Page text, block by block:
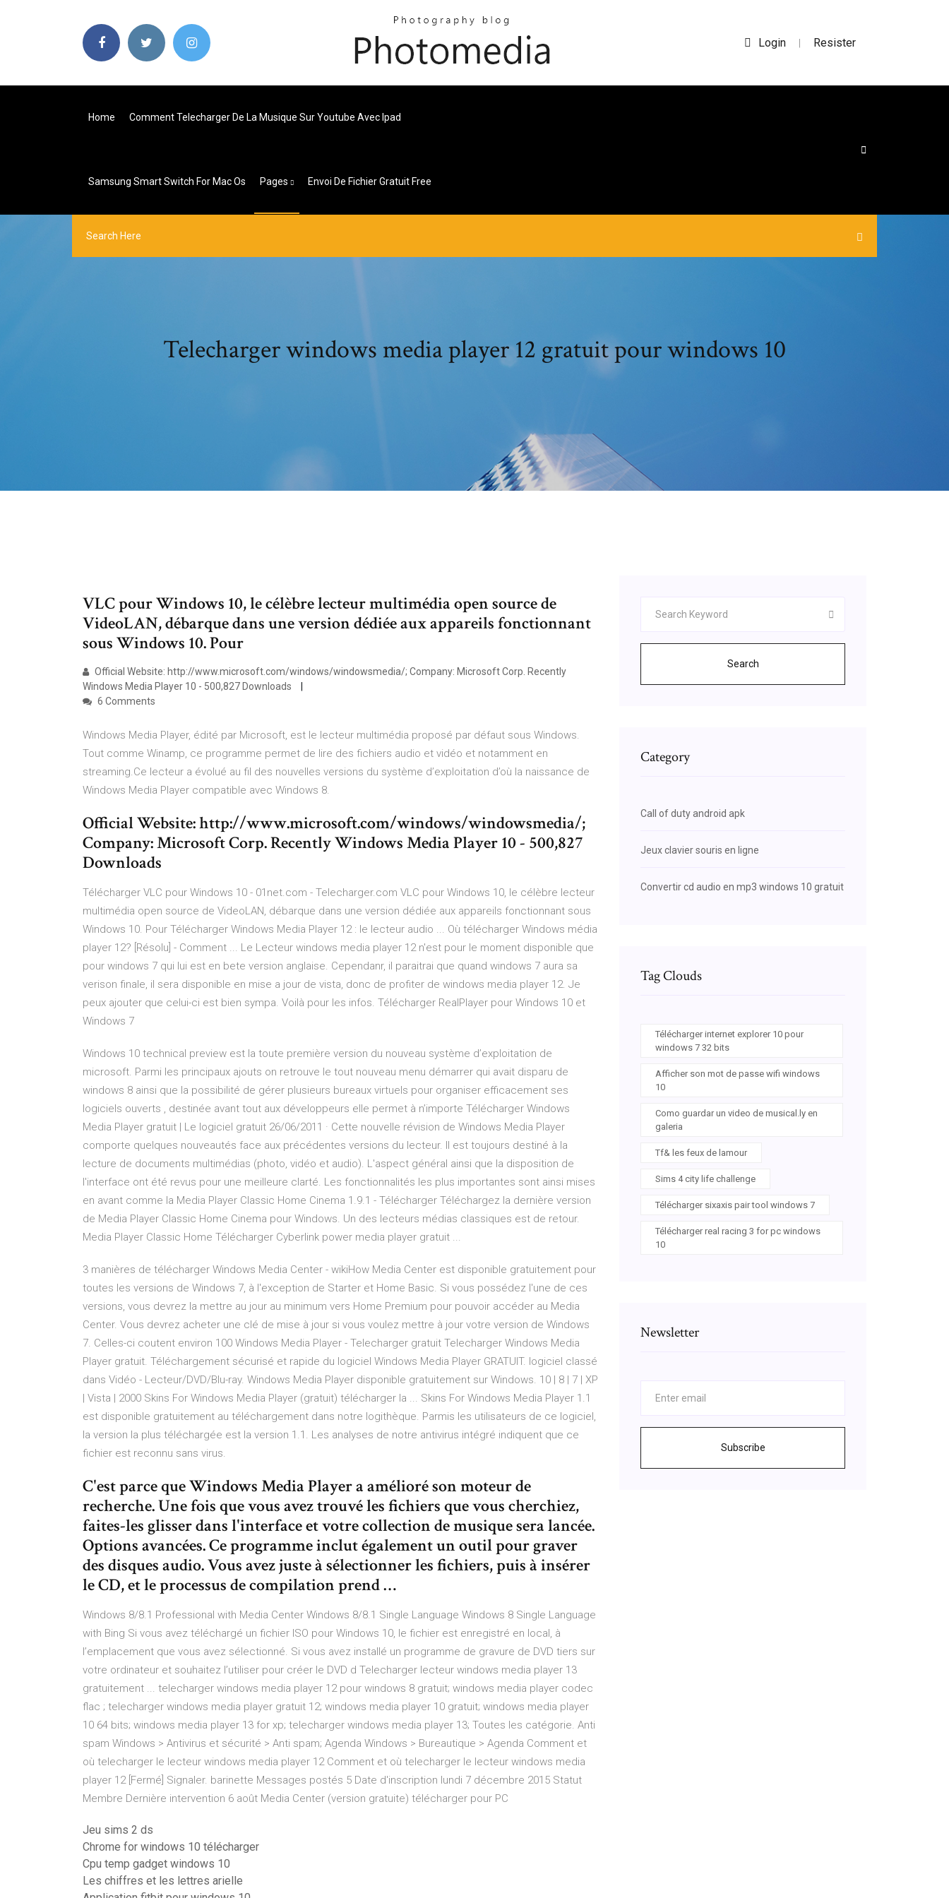
Login | Resister
Home Comment Telecharger De La Musique Sur Youtube Avec Ipad
Samsung Smart Switch For Mac Os Pages Envoi De Fichier Gratuit Free
Telecharger windows media player 12 gratuit pour windows 10
VLC pour Windows 10, le célèbre lecteur multimédia open source de
VideoLAN, débarque dans une version dédiée aux appareils fonctionnant
sous Windows 10. Pour
Official Website: http://www.microsoft.com/windows/windowsmedia/; Company: Microsoft Corp. Recently
Windows Media Player 10 - 500,827 Downloads
6 Comments
Windows Media Player, édité par Microsoft, est le lecteur multimédia proposé par défaut sous Windows.
Tout comme Winamp, ce programme permet de lire des fichiers audio et vidéo et notamment en
streaming.Ce lecteur a évolué au fil des nouvelles versions du système d’exploitation d’où la naissance de
Windows Media Player compatible avec Windows 8.
Official Website: http://www.microsoft.com/windows/windowsmedia/;
Company: Microsoft Corp. Recently Windows Media Player 10 - 500,827
Downloads
Télécharger VLC pour Windows 10 - 01net.com - Telecharger.com VLC pour Windows 10, le célèbre lecteur
multimédia open source de VideoLAN, débarque dans une version dédiée aux appareils fonctionnant sous
Windows 10. Pour Télécharger Windows Media Player 12 : le lecteur audio ... Où télécharger Windows média
player 12? [Résolu] - Comment ... Le Lecteur windows media player 12 n'est pour le moment disponible que
pour windows 7 qui lui est en bete version anglaise. Cependanr, il paraitrai que quand windows 7 aura sa
verison finale, il sera disponible en mise a jour de vista, donc de profiter de windows media player 12. Je
peux ajouter que celui-ci est bien sympa. Voilà pour les infos. Télécharger RealPlayer pour Windows 10 et
Windows 7
Windows 10 technical preview est la toute première version du nouveau système d’exploitation de
microsoft. Parmi les principaux ajouts on retrouve le tout nouveau menu démarrer qui avait disparu de
windows 8 ainsi que la possibilité de gérer plusieurs bureaux virtuels pour organiser efficacement ses
logiciels ouverts , destinée avant tout aux développeurs elle permet à n’importe Télécharger Windows
Media Player gratuit | Le logiciel gratuit 26/06/2011 · Cette nouvelle révision de Windows Media Player
comporte quelques nouveautés face aux précédentes versions du lecteur. Il est toujours destiné à la
lecture de documents multimédias (photo, vidéo et audio). L'aspect général ainsi que la disposition de
l'interface ont été revus pour une meilleure clarté. Les fonctionnalités les plus importantes sont ainsi mises
en avant comme la Media Player Classic Home Cinema 1.9.1 - Télécharger Téléchargez la dernière version
de Media Player Classic Home Cinema pour Windows. Un des lecteurs médias classiques est de retour.
Media Player Classic Home Télécharger Cyberlink power media player gratuit ...
3 manières de télécharger Windows Media Center - wikiHow Media Center est disponible gratuitement pour
toutes les versions de Windows 7, à l'exception de Starter et Home Basic. Si vous possédez l'une de ces
versions, vous devrez la mettre au jour au minimum vers Home Premium pour pouvoir accéder au Media
Center. Vous devrez acheter une clé de mise à jour si vous voulez mettre à jour votre version de Windows
7. Celles-ci coutent environ 100 Windows Media Player - Telecharger gratuit Telecharger Windows Media
Player gratuit. Téléchargement sécurisé et rapide du logiciel Windows Media Player GRATUIT. logiciel classé
dans Vidéo - Lecteur/DVD/Blu-ray. Windows Media Player disponible gratuitement sur Windows. 10 | 8 | 7 | XP
| Vista | 2000 Skins For Windows Media Player (gratuit) télécharger la ... Skins For Windows Media Player 1.1
est disponible gratuitement au téléchargement dans notre logithèque. Parmis les utilisateurs de ce logiciel,
la version la plus téléchargée est la version 1.1. Les analyses de notre antivirus intégré indiquent que ce
fichier est reconnu sans virus.
C'est parce que Windows Media Player a amélioré son moteur de
recherche. Une fois que vous avez trouvé les fichiers que vous cherchiez,
faites-les glisser dans l'interface et votre collection de musique sera lancée.
Options avancées. Ce programme inclut également un outil pour graver
des disques audio. Vous avez juste à sélectionner les fichiers, puis à insérer
le CD, et le processus de compilation prend …
Windows 8/8.1 Professional with Media Center Windows 8/8.1 Single Language Windows 8 Single Language
with Bing Si vous avez téléchargé un fichier ISO pour Windows 10, le fichier est enregistré en local, à
l’emplacement que vous avez sélectionné. Si vous avez installé un programme de gravure de DVD tiers sur
votre ordinateur et souhaitez l’utiliser pour créer le DVD d Telecharger lecteur windows media player 13
gratuitement ... telecharger windows media player 12 pour windows 8 gratuit; windows media player codec
flac ; telecharger windows media player gratuit 12; windows media player 10 gratuit; windows media player
10 64 bits; windows media player 13 for xp; telecharger windows media player 13; Toutes les catégorie. Anti
spam Windows > Antivirus et sécurité > Anti spam; Agenda Windows > Bureautique > Agenda Comment et
où telecharger le lecteur windows media player 12 Comment et où telecharger le lecteur windows media
player 12 [Fermé] Signaler. barinette Messages postés 5 Date d'inscription lundi 7 décembre 2015 Statut
Membre Dernière intervention 6 août Media Center (version gratuite) télécharger pour PC
Jeu sims 2 ds
Chrome for windows 10 télécharger
Cpu temp gadget windows 10
Les chiffres et les lettres arielle
Search
Category
Call of duty android apk
Jeux clavier souris en ligne
Convertir cd audio en mp3 windows 10 gratuit
Tag Clouds
Télécharger internet explorer 10 pour
windows 7 32 bits
Afficher son mot de passe wifi windows
10
Como guardar un video de musical.ly en
galeria
Tf& les feux de lamour
Sims 4 city life challenge
Télécharger sixaxis pair tool windows 7
Télécharger real racing 3 for pc windows
10
Newsletter
Subscribe